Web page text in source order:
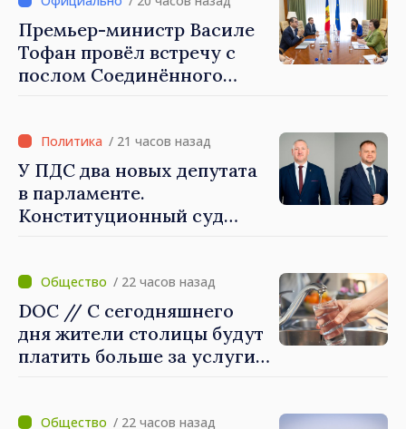
Премьер-министр Василе
Тофан провёл встречу с
послом Соединённого
Северной Ирландии Ферн
Хорин
/ 21 часов назад
У ПДС два новых депутата
в парламенте.
Конституционный суд
/ 22 часов назад
DOC // С сегодняшнего
дня жители столицы будут
платить больше за услуги
/ 22 часов назад